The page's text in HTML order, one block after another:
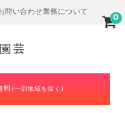
問い合わせ業務について
料(一部地域を除く)
0